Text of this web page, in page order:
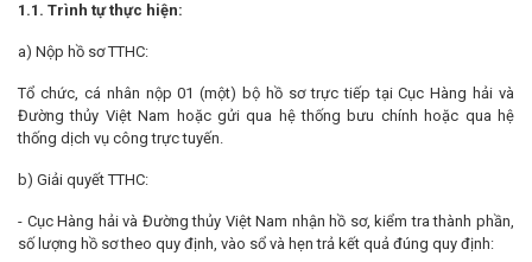
1.1. Trình tự thực hiện:
a) Nộp hồ sơ TTHC:
Tổ chức, cá nhân nộp 01 (một) bộ hồ sơ trực tiếp tại Cục Hàng hải và
Đường thủy Việt Nam hoặc gửi qua hệ thống bưu chính hoặc qua hệ
thống dịch vụ công trực tuyến.
b) Giải quyết TTHC:
- Cục Hàng hải và Đường thủy Việt Nam nhận hồ sơ, kiểm tra thành phần,
số lượng hồ sơ theo quy định, vào sổ và hẹn trả kết quả đúng quy định: